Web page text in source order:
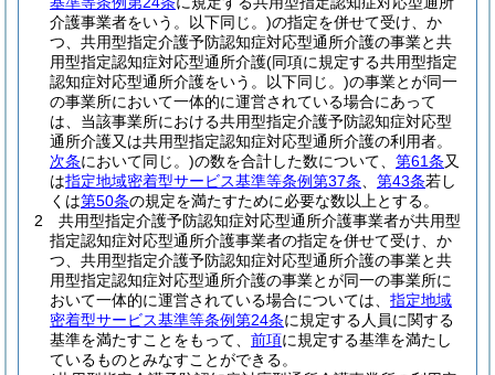
介護事業者をいう。以下同じ。)の指定を併せて受け、か
つ、共用型指定介護予防認知症対応型通所介護の事業と共
用型指定認知症対応型通所介護(同項に規定する共用型指定
認知症対応型通所介護をいう。以下同じ。)の事業とが同一
の事業所において一体的に運営されている場合にあって
は、当該事業所における共用型指定介護予防認知症対応型
通所介護又は共用型指定認知症対応型通所介護の利用者。
次条において同じ。)の数を合計した数について、 第61条又
は指定地域密着型サービス基準等条例第37条 第43条若し
くは第50条の規定を満たすために必要な数以上とする。
2
共用型指定介護予防認知症対応型通所介護事業者が共用型
指定認知症対応型通所介護事業者の指定を併せて受け、か
つ、共用型指定介護予防認知症対応型通所介護の事業と共
用型指定認知症対応型通所介護の事業とが同一の事業所に
おいて一体的に運営されている場合については、 指定地域
密着型サービス基準等条例第24条に規定する人員に関する
基準を満たすことをもって、 前項に規定する基準を満たし
ているものとみなすことができる。